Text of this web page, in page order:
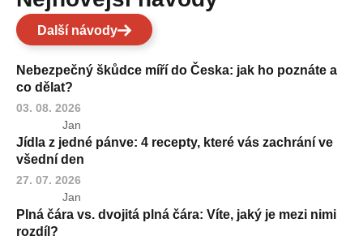
Další návody
Nebezpečný škůdce míří do Česka: jak ho poznáte a
co dělat?
03. 08. 2026
Jan
Jídla z jedné pánve: 4 recepty, které vás zachrání ve
všední den
27. 07. 2026
Jan
Plná čára vs. dvojitá plná čára: Víte, jaký je mezi nimi
rozdíl?